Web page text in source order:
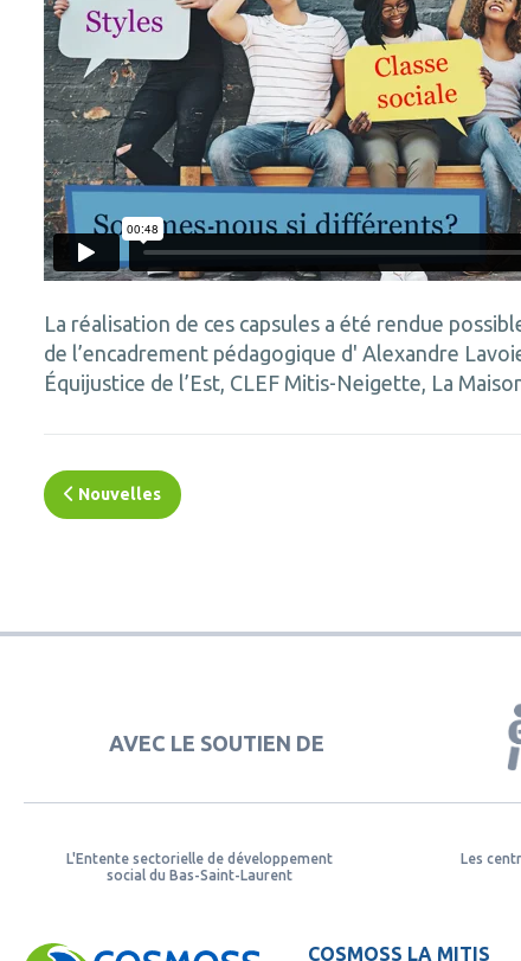
La réalisation de ces capsules a été rendue
de l’encadrement pédagogique d' Alexandre
Équijustice de l’Est, CLEF Mitis-Neigette, La
Nouvelles
AVEC LE SOUTIEN DE
L'Entente sectorielle de développement
social du Bas-Saint-Laurent
Les
COSMOSS LA MITIS